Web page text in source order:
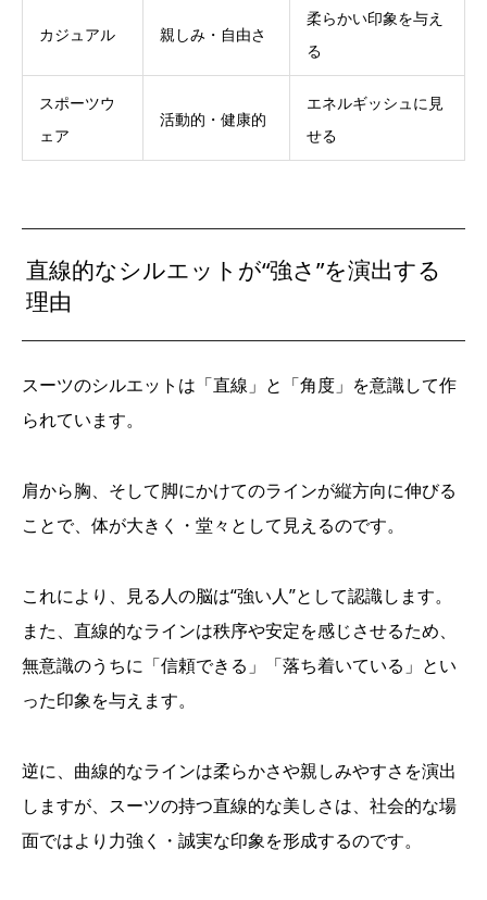
カジュアル 親しみ・自由さ
柔らかい印象を与え
る
スポーツウ
ェア
活動的・健康的
エネルギッシュに見
せる
直線的なシルエットが“強さ”を演出する
理由
スーツのシルエットは「直線」と「角度」を意識して作
られています。
肩から胸、そして脚にかけてのラインが縦方向に伸びる
ことで、体が大きく・堂々として見えるのです。
これにより、見る人の脳は“強い人”として認識します。
また、直線的なラインは秩序や安定を感じさせるため、
無意識のうちに「信頼できる」「落ち着いている」とい
った印象を与えます。
逆に、曲線的なラインは柔らかさや親しみやすさを演出
しますが、スーツの持つ直線的な美しさは、社会的な場
面ではより力強く・誠実な印象を形成するのです。